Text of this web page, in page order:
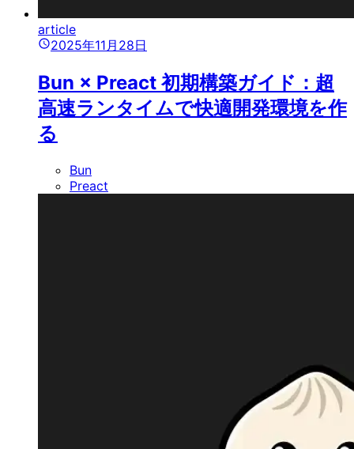
article
2025年11月28日
Bun × Preact 初期構築ガイド：超
高速ランタイムで快適開発環境を作
る
Bun
Preact